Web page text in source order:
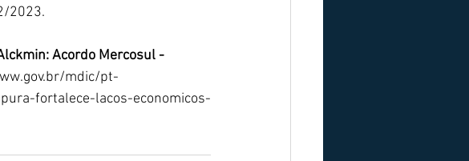
2023.
Acordo Mercosul -
mdic/pt-
fortalece-lacos-economicos-